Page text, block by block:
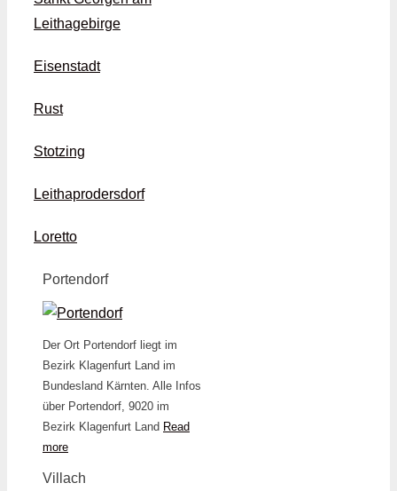
Leithagebirge
Eisenstadt
Rust
Stotzing
Leithaprodersdorf
Loretto
Portendorf
Der Ort Portendorf liegt im
Bezirk Klagenfurt Land im
Bundesland Kärnten. Alle Infos
über Portendorf, 9020 im
Bezirk Klagenfurt Land Read
more
Villach